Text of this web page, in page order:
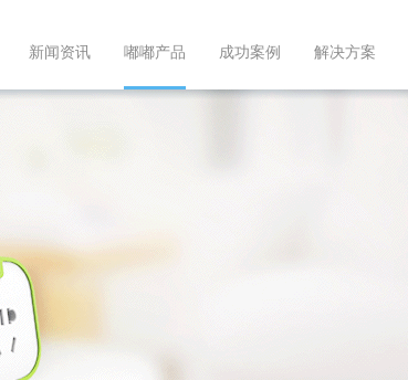
新闻资讯 嘟嘟产品 成功案例 解决方案